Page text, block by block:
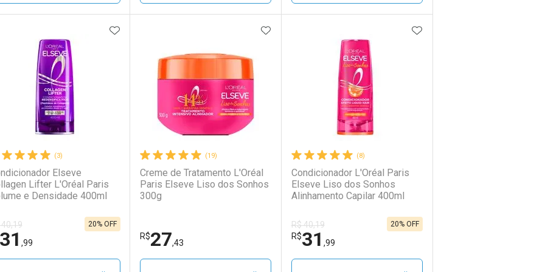
FECHAR
Ativar Desconto
FECHAR
Menos
FECHAR
Laboratório
Ativar Desconto
FECHAR
Por Menos
FECHAR
Laboratório
Ativar Desconto
FECHAR
Por Menos
(3)
Elseve
Lifter L'Oréal Paris
e Densidade 400ml
31 ,99
20% OFF
ADICIONAR AOS FAVORITOS
(19)
Creme de Tratamento L'Oréal
Paris Elseve Liso dos Sonhos
300g
R$27,43
ADICIONAR AOS FAVORITOS
(8)
Condicionador L'Oréal Paris
Elseve Liso dos Sonhos
Alinhamento Capilar 400ml
R$ 40,19
R$31 ,99
20% OFF
ADICIONAR AOS